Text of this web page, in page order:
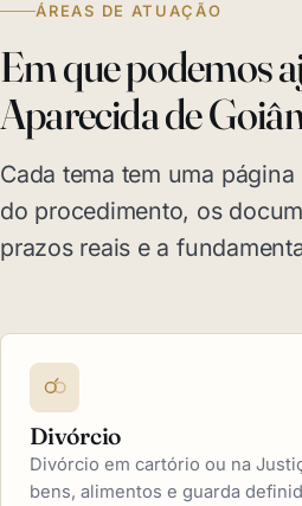
ÁREAS DE ATUAÇÃO
Em que podemos
Aparecida de
Cada tema tem uma
do procedimento, os
prazos reais e a
Divórcio
Divórcio em cartório ou na
bens, alimentos e guarda